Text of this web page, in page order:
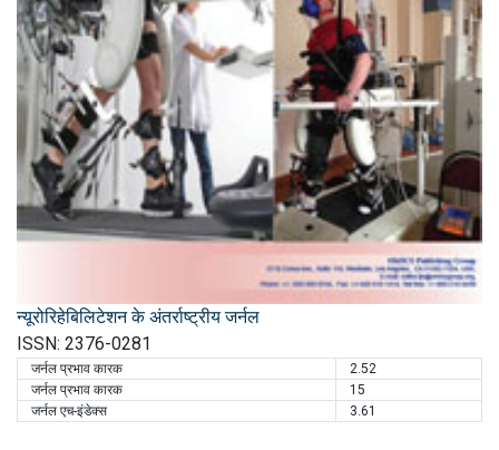
न्यूरोरिहेबिलिटेशन के अंतर्राष्ट्रीय जर्नल
ISSN: 2376-0281
जर्नल प्रभाव कारक
2.52
जर्नल प्रभाव कारक
15
जर्नल एच-इंडेक्स
3.61